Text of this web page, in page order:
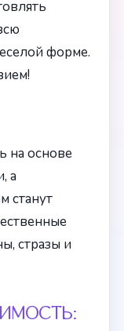
форме.
на основе
а
станут
стразы и